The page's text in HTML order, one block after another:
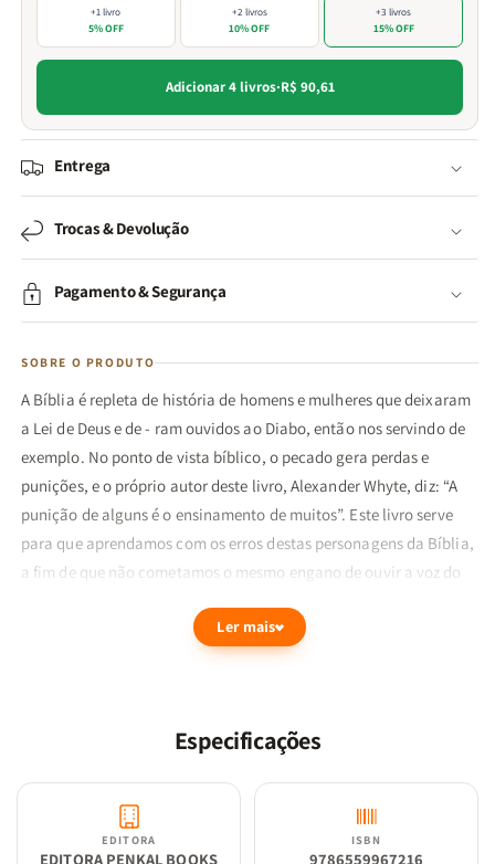
+1 livro
5% OFF
+2 livros
10% OFF
+3 livros
15% OFF
Adicionar 4 livros·R$ 90,61
Entrega
Trocas & Devolução
Pagamento & Segurança
SOBRE O PRODUTO
A Bíblia é repleta de história de homens e mulheres que deixaram
a Lei de Deus e de - ram ouvidos ao Diabo, então nos servindo de
exemplo. No ponto de vista bíblico, o pecado gera perdas e
punições, e o próprio autor deste livro, Alexander Whyte, diz: “A
punição de alguns é o ensinamento de muitos”. Este livro serve
para que aprendamos com os erros destas personagens da Bíblia,
a fim de que não cometamos o mesmo engano de ouvir a voz do
Ler mais
Especificações
EDITORA
EDITORA PENKAL BOOKS
ISBN
9786559967216